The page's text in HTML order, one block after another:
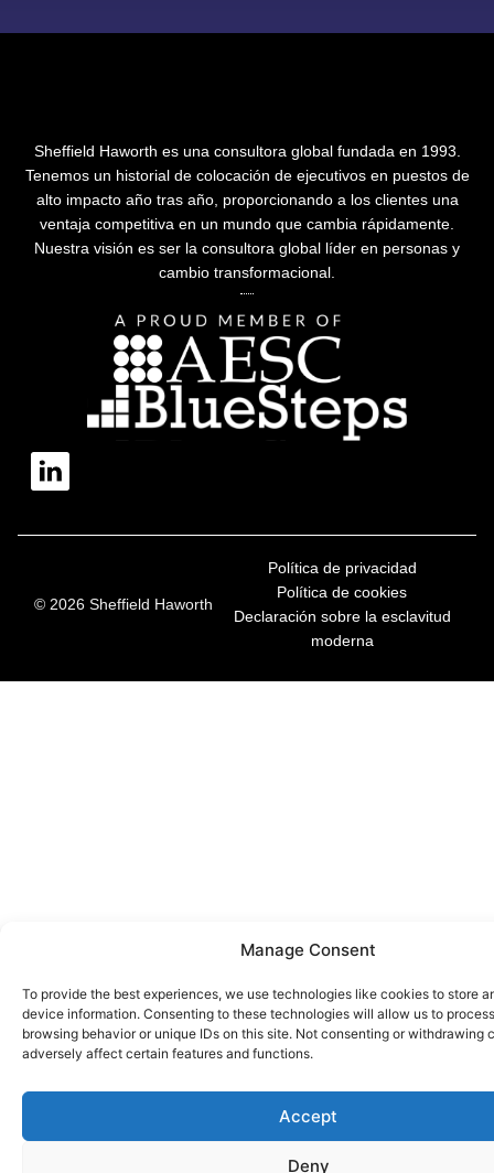
Manage Consent
To provide the best experiences, we use technologies like cookies to store
device information. Consenting to these technologies will allow us to
browsing behavior or unique IDs on this site. Not consenting or withdrawing
adversely affect certain features and functions.
Accept
Deny
Sheffield Haworth es una consultora global fundada en 1993.
Tenemos un historial de colocación de ejecutivos en puestos de
alto impacto año tras año, proporcionando a los clientes una
ventaja competitiva en un mundo que cambia rápidamente.
Nuestra visión es ser la consultora global líder en personas y
cambio transformacional.
© 2026 Sheffield Haworth
Política de privacidad
Política de cookies
Declaración sobre la esclavitud
moderna